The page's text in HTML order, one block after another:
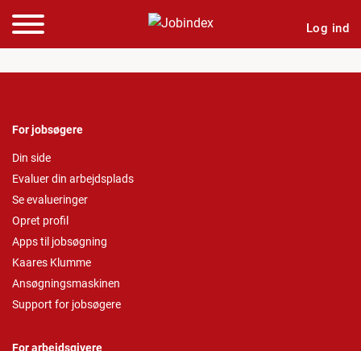
Log ind
For jobsøgere
Din side
Evaluer din arbejdsplads
Se evalueringer
Opret profil
Apps til jobsøgning
Kaares Klumme
Ansøgningsmaskinen
Support for jobsøgere
For arbejdsgivere